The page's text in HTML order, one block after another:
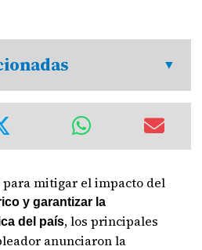
para mitigar el impacto del
y garantizar la
del país, los principales
anunciaron la